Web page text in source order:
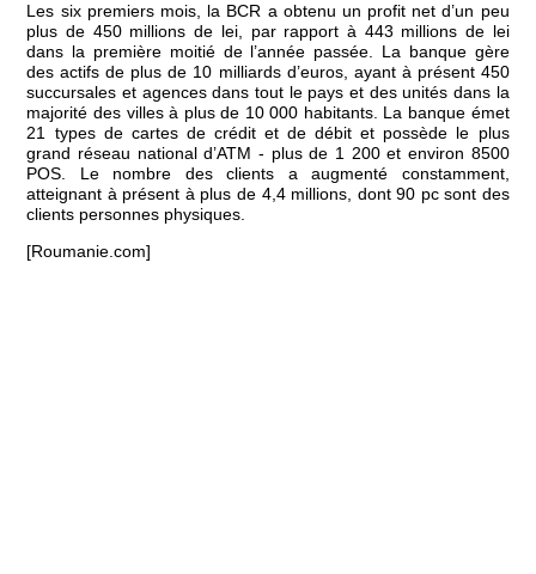
Les six premiers mois, la BCR a obtenu un profit net d’un peu
plus de 450 millions de lei, par rapport à 443 millions de lei
dans la première moitié de l’année passée. La banque gère
des actifs de plus de 10 milliards d’euros, ayant à présent 450
succursales et agences dans tout le pays et des unités dans la
majorité des villes à plus de 10 000 habitants. La banque émet
21 types de cartes de crédit et de débit et possède le plus
grand réseau national d’ATM - plus de 1 200 et environ 8500
POS. Le nombre des clients a augmenté constamment,
atteignant à présent à plus de 4,4 millions, dont 90 pc sont des
clients personnes physiques.
[Roumanie.com]